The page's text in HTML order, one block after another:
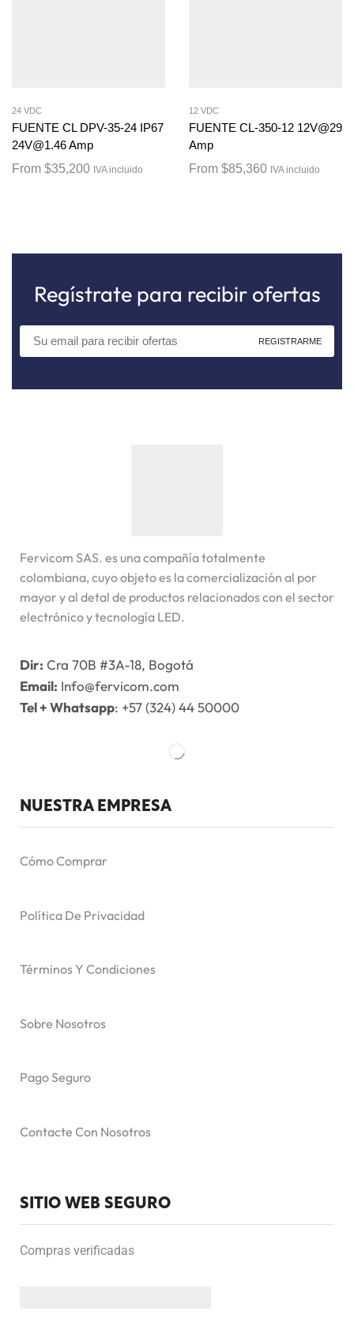
24 VDC
FUENTE CL DPV-35-24 IP67
24V@1.46 Amp
From $35,200 IVA incluido
12 VDC
FUENTE CL-350-12 12V@29
Amp
From $85,360 IVA incluido
Regístrate para recibir ofertas
Fervicom SAS. es una compañía totalmente
colombiana, cuyo objeto es la comercialización al por
mayor y al detal de productos relacionados con el sector
electrónico y tecnología LED.
Dir: Cra 70B #3A-18, Bogotá
Email: Info@fervicom.com
Tel + Whatsapp: +57 (324) 44 50000
NUESTRA EMPRESA
Cómo Comprar
Política De Privacidad
Términos Y Condiciones
Sobre Nosotros
Pago Seguro
Contacte Con Nosotros
SITIO WEB SEGURO
Compras verificadas